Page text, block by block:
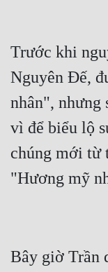
Trước khi
Nguyên Đế,
nhân", nhưng
vì để biểu lộ
chúng mới từ
"Hương mỹ
Bây giờ Trần